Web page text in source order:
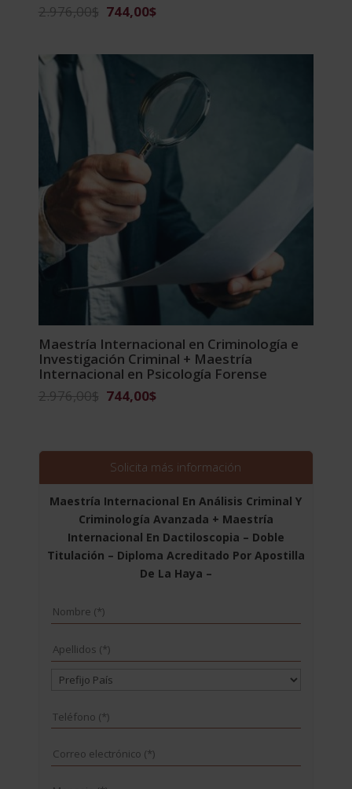
2.976,00$ El
2.976,00$.
744,00$El
744,00$.
Maestría Internacional en Criminología e
Investigación Criminal + Maestría
Internacional en Psicología Forense
2.976,00$ El
era:
2.976,00$.
744,00$El
es:
744,00$.
Solicita más información
Maestría Internacional En Análisis Criminal Y
Criminología Avanzada + Maestría
Internacional En Dactiloscopia – Doble
Titulación – Diploma Acreditado Por Apostilla
De La Haya –